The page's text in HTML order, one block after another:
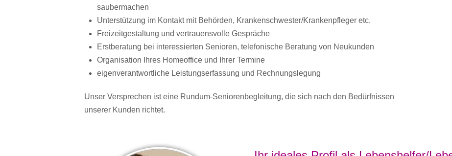
saubermachen
Unterstützung im Kontakt mit Behörden, Krankenschwester/Krankenpfleger etc.
Freizeitgestaltung und vertrauensvolle Gespräche
Erstberatung bei interessierten Senioren, telefonische Beratung von Neukunden
Organisation Ihres Homeoffice und Ihrer Termine
eigenverantwortliche Leistungserfassung und Rechnungslegung
Unser Versprechen ist eine Rundum-Seniorenbegleitung, die sich nach den Bedürfnissen
unserer Kunden richtet.